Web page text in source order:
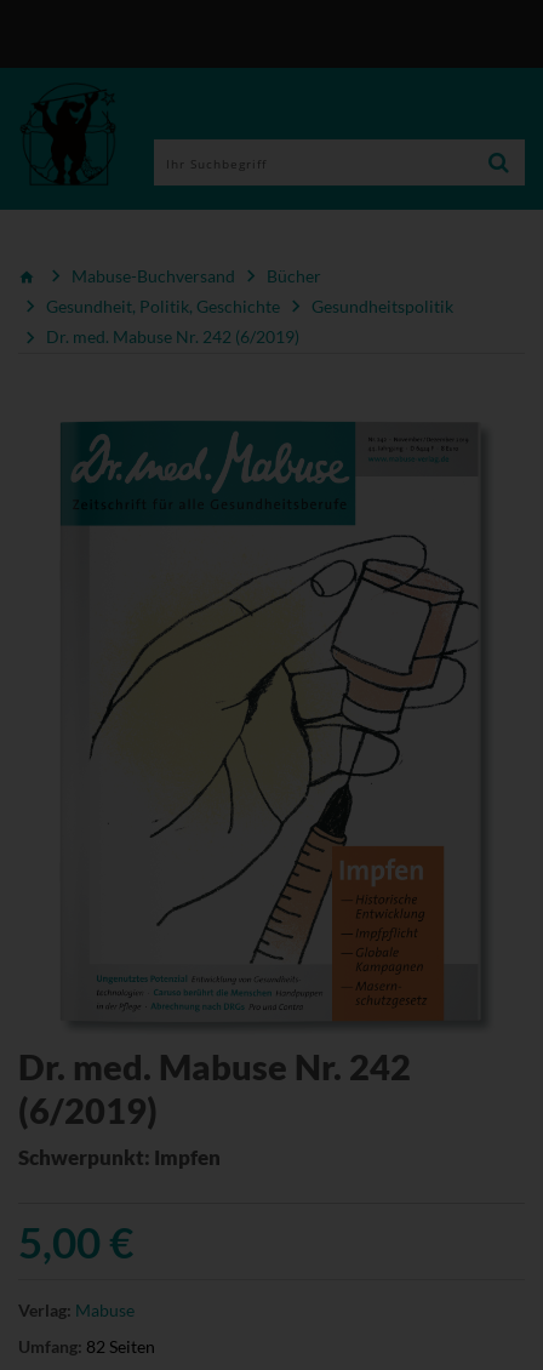
Mabuse-Buchversand
Bücher
Gesundheit, Politik, Geschichte
Gesundheitspolitik
Dr. med. Mabuse Nr. 242 (6/2019)
Dr. med. Mabuse Nr. 242
(6/2019)
Schwerpunkt: Impfen
5,00 €
Verlag: Mabuse
Umfang: 82 Seiten